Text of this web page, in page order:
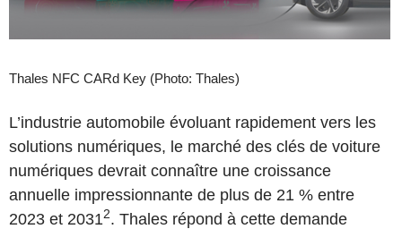
Thales NFC CARd Key (Photo: Thales)
L’industrie automobile évoluant rapidement vers les
solutions numériques, le marché des clés de voiture
numériques devrait connaître une croissance
annuelle impressionnante de plus de 21 % entre
2023 et 20312. Thales répond à cette demande